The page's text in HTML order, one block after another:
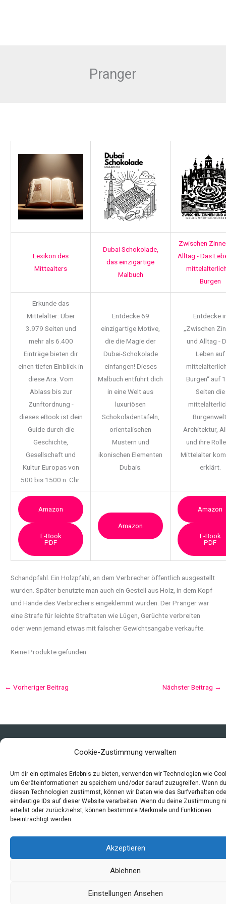
Cookie-Zustimmung verwalten
Um dir ein optimales Erlebnis zu bieten, verwenden wir Technologien wie
um Geräteinformationen zu speichern und/oder darauf zuzugreifen. Wenn du
diesen Technologien zustimmst, können wir Daten wie das Surfverhalten
eindeutige IDs auf dieser Website verarbeiten. Wenn du deine Zustimmung
erteilst oder zurückziehst, können bestimmte Merkmale und Funktionen
beeinträchtigt werden.
Akzeptieren
Ablehnen
Einstellungen Ansehen
Pranger
Lexikon des
Mittealters
Dubai Schokolade,
das einzigartige
Malbuch
Zwischen
Alltag - Das
Burgen
Erkunde das
Mittelalter: Über
3.979 Seiten und
mehr als 6.400
Einträge bieten dir
einen tiefen Einblick in
diese Ära. Vom
Ablass bis zur
Zunftordnung -
dieses eBook ist dein
Guide durch die
Geschichte,
Gesellschaft und
Kultur Europas von
500 bis 1500 n. Chr.
Entdecke 69
einzigartige Motive,
die die Magie der
Dubai-Schokolade
einfangen! Dieses
Malbuch entführt dich
in eine Welt aus
luxuriösen
Schokoladentafeln,
orientalischen
Mustern und
ikonischen Elementen
Dubais.
Entdecke
„Zwischen
und Alltag -
Leben auf
Burgen“ auf
Seiten die
Architektur,
und ihre
Mittelalter
erklärt.
Amazon
E-Book
PDF
Amazon
Amazon
E-Book
PDF
Schandpfahl. Ein Holzpfahl, an dem Verbrecher öffentlich ausgestellt
wurden. Später benutzte man auch ein Gestell aus Holz,in dem Kopf
und Hände des Verbrechers eingeklemmt wurden. Der Pranger war
eine Strafe für leichte Straftaten wie Lügen, Gerüchte verbreiten
oder wenn jemand etwas mit falscher Gewichtsangabe verkaufte.
Keine Produkte gefunden.
← Vorheriger Beitrag Nächster Beitrag →
Copyright © 2026 Mittelalter - Alltag, Leben und Sterben
Datenschutzerklärung und Cookie-Richtlinie
Quellen
Index